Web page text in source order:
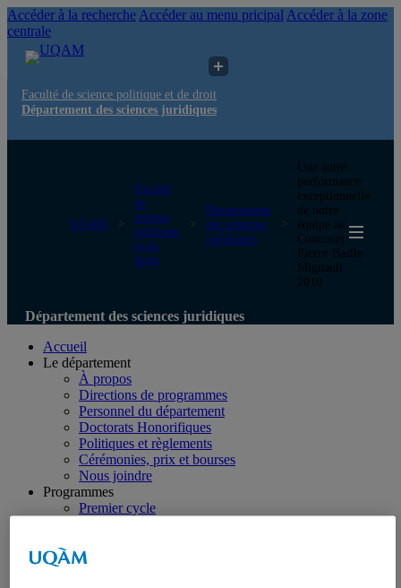
Accéder à la recherche Accéder au menu pricipal Accéder à la zone
centrale
Faculté de science politique et de droit
Département des sciences juridiques
UQAM
Faculté
de
science
politique
et de
droit
Département
des sciences
juridiques
Une autre
performance
exceptionnelle
de notre
équipe au
Concours
Pierre-Basile
Mignault
2010
Département des sciences juridiques
Accueil
Le département
À propos
Directions de programmes
Personnel du département
Doctorats Honorifiques
Politiques et règlements
Cérémonies, prix et bourses
Nous joindre
Programmes
Premier cycle
Formation complémentaire en droit